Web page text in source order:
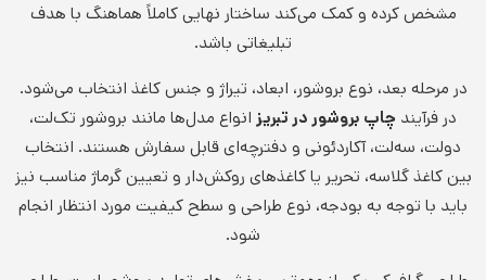
مشخص کرده و کمک می‌کند ساختار نهایی کاملاً هماهنگ با هدف
تبلیغاتی باشد.
در مرحله بعد، نوع بروشور، ابعاد، تیراژ و جنس کاغذ انتخاب می‌شود.
در فرآیند چاپ بروشور در تبریز انواع مدل‌ها مانند بروشور تک‌لت،
دو‌لت، سه‌لت، آکاردئونی و دفترچه‌ای قابل سفارش هستند. انتخاب
بین کاغذ گلاسه، تحریر یا کاغذهای روکش‌دار و تعیین گرماژ مناسب نیز
باید با توجه به بودجه، نوع طراحی و سطح کیفیت مورد انتظار انجام
شود.